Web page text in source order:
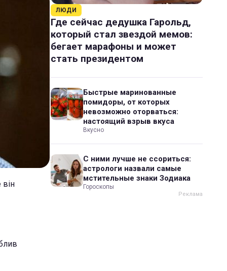
ЛЮДИ
Где сейчас дедушка Гарольд,
который стал звездой мемов:
бегает марафоны и может
стать президентом
Быстрые маринованные
помидоры, от которых
невозможно оторваться:
настоящий взрыв вкуса
Вкусно
С ними лучше не ссориться:
астрологи назвали самые
мстительные знаки Зодиака
Гороскопы